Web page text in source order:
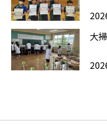
大